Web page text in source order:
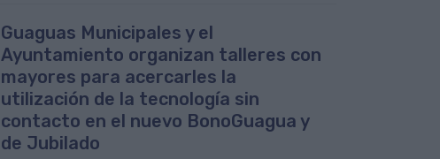
Guaguas Municipales y el
Ayuntamiento organizan talleres con
mayores para acercarles la
utilización de la tecnología sin
contacto en el nuevo BonoGuagua y
de Jubilado